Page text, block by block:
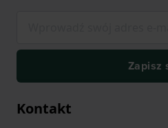
Zapisz
Kontakt